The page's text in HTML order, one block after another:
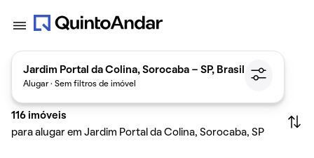
Jardim Portal da Colina, Sorocaba - SP, Brasil
Alugar · Sem filtros de imóvel
116 imóveis
para alugar em Jardim Portal da Colina, Sorocaba, SP